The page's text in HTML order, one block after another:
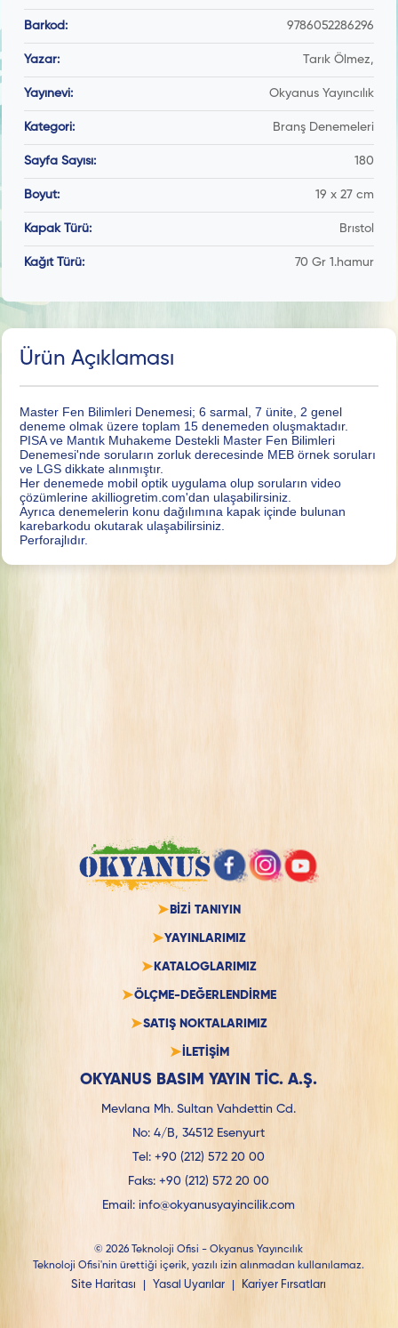
Barkod: 9786052286296
Yazar: Tarık Ölmez,
Yayınevi: Okyanus Yayıncılık
Kategori: Branş Denemeleri
Sayfa Sayısı: 180
Boyut: 19 x 27 cm
Kapak Türü: Brıstol
Kağıt Türü: 70 Gr 1.hamur
Ürün Açıklaması
Master Fen Bilimleri Denemesi; 6 sarmal, 7 ünite, 2 genel
deneme olmak üzere toplam 15 denemeden oluşmaktadır.
PISA ve Mantık Muhakeme Destekli Master Fen Bilimleri
Denemesi'nde soruların zorluk derecesinde MEB örnek soruları
ve LGS dikkate alınmıştır.
Her denemede mobil optik uygulama olup soruların video
çözümlerine akilliogretim.com'dan ulaşabilirsiniz.
Ayrıca denemelerin konu dağılımına kapak içinde bulunan
karebarkodu okutarak ulaşabilirsiniz.
Perforajlıdır.
BİZİ TANIYIN
YAYINLARIMIZ
KATALOGLARIMIZ
ÖLÇME-DEĞERLENDİRME
SATIŞ NOKTALARIMIZ
İLETİŞİM
OKYANUS BASIM YAYIN TİC. A.Ş.
Mevlana Mh. Sultan Vahdettin Cd.
No: 4/B, 34512 Esenyurt
Tel:+90 (212) 572 20 00
Faks:+90 (212) 572 20 00
Email: info@okyanusyayincilik.com
© 2026 Teknoloji Ofisi - Okyanus Yayıncılık
Teknoloji Ofisi'nin ürettiği içerik, yazılı izin alınmadan kullanılamaz.
Site Haritası Yasal Uyarılar Kariyer Fırsatları